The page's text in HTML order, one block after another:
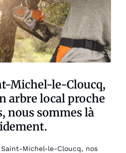
Michel-le-Cloucq,
arbre local proche
nous sommes là
Saint-Michel-le-Cloucq, nos